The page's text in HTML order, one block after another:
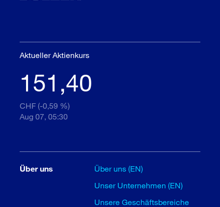
Aktueller Aktienkurs
151,40
CHF (-0,59 %)
Aug 07, 05:30
Über uns
Über uns (EN)
Unser Unternehmen (EN)
Unsere Geschäftsbereiche